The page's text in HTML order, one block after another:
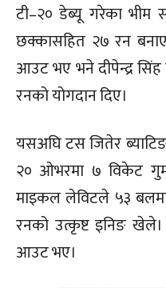
टी–२० डेब्यू गरेका भीम
छक्कासहित २७ रन
आउट भए भने दीपेन्द्र
रनको योगदान दिए।
यसअघि टस जितेर
२० ओभरमा ७ विकेट
माइकल लेविटले ५३
रनको उत्कृष्ट इनिङ
आउट भए।